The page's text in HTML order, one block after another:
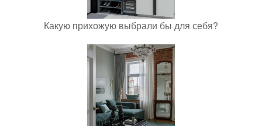
Какую прихожую выбрали бы для себя?